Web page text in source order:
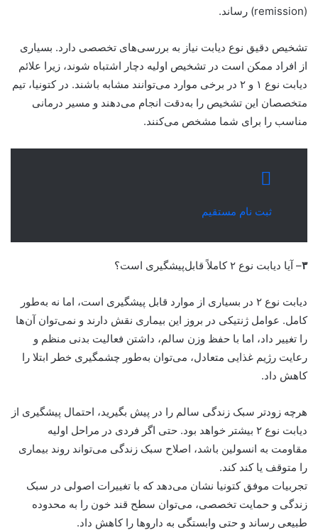
(remission) رساند.
تشخیص دقیق نوع دیابت نیاز به بررسی‌های تخصصی دارد. بسیاری
از افراد ممکن است در تشخیص اولیه دچار اشتباه شوند، زیرا علائم
دیابت نوع ۱ و ۲ در برخی موارد می‌توانند مشابه باشند. در کتونیا، تیم
متخصصان این تشخیص را به‌دقت انجام می‌دهند و مسیر درمانی
مناسب را برای شما مشخص می‌کنند.
ثبت نام مستقیم
۳– آیا دیابت نوع ۲ کاملاً قابل‌پیشگیری است؟
دیابت نوع ۲ در بسیاری از موارد قابل پیشگیری است، اما نه به‌طور
کامل. عوامل ژنتیکی در بروز این بیماری نقش دارند و نمی‌توان آن‌ها
را تغییر داد، اما با حفظ وزن سالم، داشتن فعالیت بدنی منظم و
رعایت رژیم غذایی متعادل، می‌توان به‌طور چشمگیری خطر ابتلا را
کاهش داد.
هرچه زودتر سبک زندگی سالم را در پیش بگیرید، احتمال پیشگیری از
دیابت نوع ۲ بیشتر خواهد بود. حتی اگر فردی در مراحل اولیه
مقاومت به انسولین باشد، اصلاح سبک زندگی می‌تواند روند بیماری
را متوقف یا کند کند.
تجربیات موفق کتونیا نشان می‌دهد که با تغییرات اصولی در سبک
زندگی و حمایت تخصصی، می‌توان سطح قند خون را به محدوده
طبیعی رساند و حتی وابستگی به داروها را کاهش داد.